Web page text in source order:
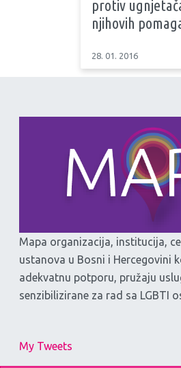
protiv
njihovih
28. 01. 2016
Mapa organizacija, institucija,
ustanova u Bosni i Hercegovini
adekvatnu potporu, pružaju
senzibilizirane za rad sa LGBTI
My Tweets